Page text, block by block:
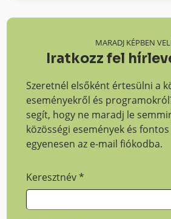
MARADJ KÉPBEN
Iratkozz fel
Szeretnél elsőként értesülni a
eseményekről és
segít, hogy ne maradj le
közösségi események és
egyenesen az e-mail fiókodba.
Keresztnév*